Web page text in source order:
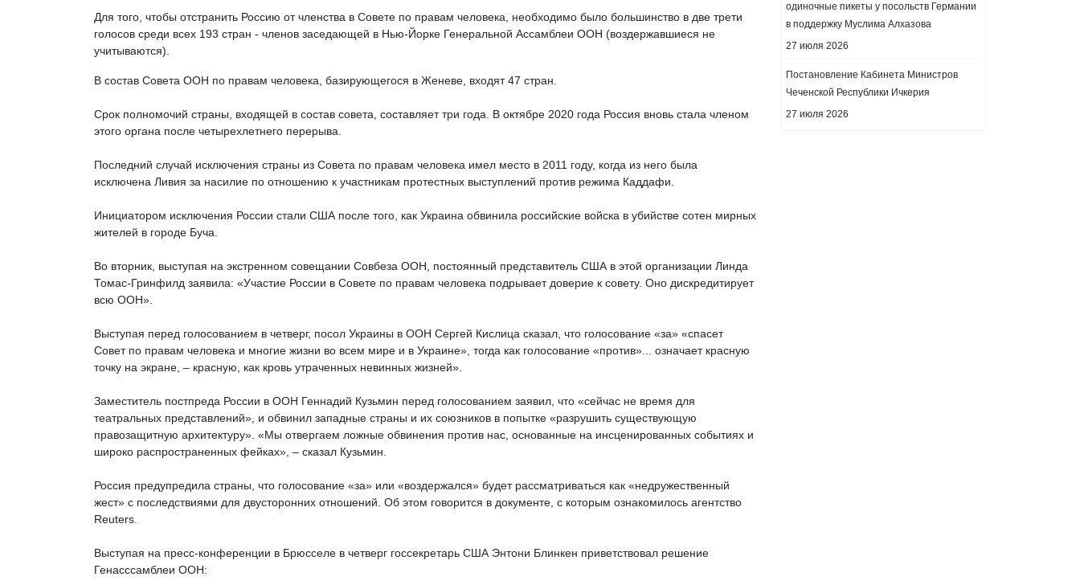
Для того, чтобы отстранить Россию от членства в Совете по правам человека, необходимо было большинство в две трети
голосов среди всех 193 стран - членов заседающей в Нью-Йорке Генеральной Ассамблеи ООН (воздержавшиеся не
учитываются).
В состав Совета ООН по правам человека, базирующегося в Женеве, входят 47 стран.
Срок полномочий страны, входящей в состав совета, составляет три года. В октябре 2020 года Россия вновь стала членом
этого органа после четырехлетнего перерыва.
Последний случай исключения страны из Совета по правам человека имел место в 2011 году, когда из него была
исключена Ливия за насилие по отношению к участникам протестных выступлений против режима Каддафи.
Инициатором исключения России стали США после того, как Украина обвинила российские войска в убийстве сотен мирных
жителей в городе Буча.
Во вторник, выступая на экстренном совещании Совбеза ООН, постоянный представитель США в этой организации Линда
Томас-Гринфилд заявила: «Участие России в Совете по правам человека подрывает доверие к совету. Оно дискредитирует
всю ООН».
Выступая перед голосованием в четверг, посол Украины в ООН Сергей Кислица сказал, что голосование «за» «спасет
Совет по правам человека и многие жизни во всем мире и в Украине», тогда как голосование «против»... означает красную
точку на экране, – красную, как кровь утраченных невинных жизней».
Заместитель постпреда России в ООН Геннадий Кузьмин перед голосованием заявил, что «сейчас не время для
театральных представлений», и обвинил западные страны и их союзников в попытке «разрушить существующую
правозащитную архитектуру». «Мы отвергаем ложные обвинения против нас, основанные на инсценированных событиях и
широко распространенных фейках», – сказал Кузьмин.
Россия предупредила страны, что голосование «за» или «воздержался» будет рассматриваться как «недружественный
жест» с последствиями для двусторонних отношений. Об этом говорится в документе, с которым ознакомилось агентство
Reuters.
Выступая на пресс-конференции в Брюсселе в четверг госсекретарь США Энтони Блинкен приветствовал решение
Генасссамблеи ООН:
одиночные пикеты у посольств Германии
в поддержку Муслима Алхазова
27 июля 2026
Постановление Кабинета Министров
Чеченской Республики Ичкерия
27 июля 2026